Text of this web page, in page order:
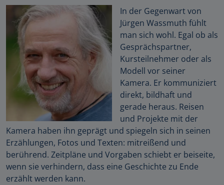
In der Gegenwart von
Jürgen Wassmuth fühlt
man sich wohl. Egal ob als
Gesprächspartner,
Kursteilnehmer oder als
Modell vor seiner
Kamera. Er kommuniziert
direkt, bildhaft und
gerade heraus. Reisen
und Projekte mit der
Kamera haben ihn geprägt und spiegeln sich in seinen
Erzählungen, Fotos und Texten: mitreißend und
berührend. Zeitpläne und Vorgaben schiebt er beiseite,
wenn sie verhindern, dass eine Geschichte zu Ende
erzählt werden kann.